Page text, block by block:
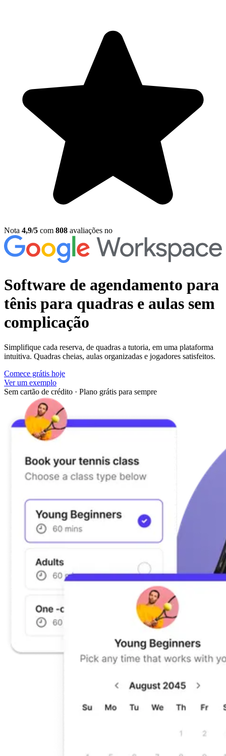
Nota 4,9/5 com 808 avaliações no
Software de agendamento para
tênis para quadras e aulas sem
complicação
Simplifique cada reserva, de quadras a tutoria, em uma plataforma
intuitiva. Quadras cheias, aulas organizadas e jogadores satisfeitos.
Comece grátis hoje
Ver um exemplo
Sem cartão de crédito · Plano grátis para sempre